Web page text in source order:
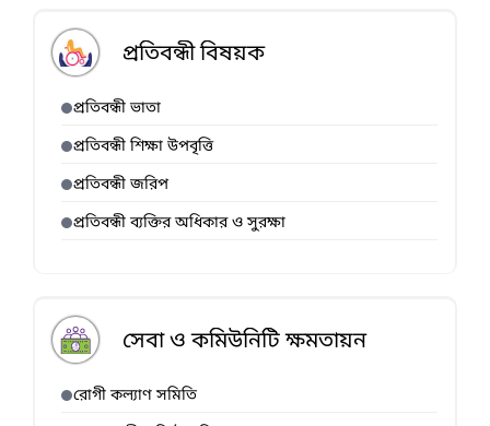
হয়
প্রতিবন্ধী বিষয়ক
প্রতিবন্ধী ভাতা
প্রতিবন্ধী শিক্ষা উপবৃত্তি
প্রতিবন্ধী জরিপ
প্রতিবন্ধী ব্যক্তির অধিকার ও সুরক্ষা
সেবা ও কমিউনিটি ক্ষমতায়ন
রোগী কল্যাণ সমিতি